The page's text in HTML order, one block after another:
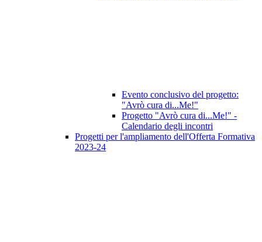
Evento conclusivo del progetto:
"Avrò cura di...Me!"
Progetto "Avrò cura di...Me!" -
Calendario degli incontri
Progetti per l'ampliamento dell'Offerta Formativa
2023-24